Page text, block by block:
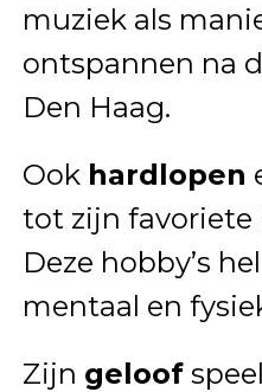
muziek als
ontspannen na
Den Haag.
Ook hardlopen
tot zijn favoriete
Deze hobby’s
mentaal en
Zijn geloof